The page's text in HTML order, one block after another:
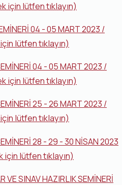
için lütfen tıklayın)
04 - 05 MART 2023 /
lütfen tıklayın)
04 - 05 MART 2023 /
için lütfen tıklayın)
25 - 26 MART 2023 /
lütfen tıklayın)
28 - 29 - 30 NİSAN 2023
için lütfen tıklayın)
VE SINAV HAZIRLIK SEMİNERİ